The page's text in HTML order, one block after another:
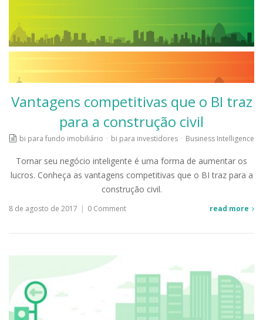
Vantagens competitivas que o BI traz
para a construção civil
bi para fundo imobiliário · bi para investidores · Business Intelligence
Tornar seu negócio inteligente é uma forma de aumentar os
lucros. Conheça as vantagens competitivas que o BI traz para a
construção civil.
8 de agosto de 2017 | 0 Comment read more